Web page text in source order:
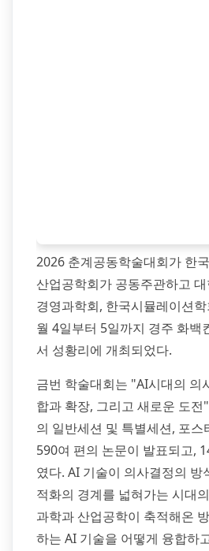
2026 춘계공동학술대회가 한
산업공학회가 공동주관하고
경영과학회, 한국시뮬레이션
월 4일부터 5일까지 경주 화백
서 성황리에 개최되었다.
금번 학술대회는 "AI시대의 의
합과 확장, 그리고 새로운 도전
의 일반세션 및 특별세션, 포스
590여 편의 논문이 발표되고,
였다. AI 기술이 의사결정의 방
적화의 경계를 넓혀가는 시대
과학과 산업공학이 축적해온
하는 AI 기술을 어떻게 융합하